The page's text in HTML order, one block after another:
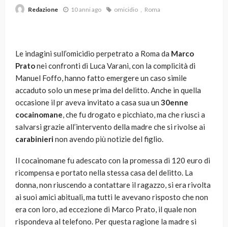
Redazione 10 anni ago omicidio Roma
Le indagini sull’omicidio perpetrato a Roma da Marco
Pratonei confronti di Luca Varani, con la complicità di
Manuel Foffo, hanno fatto emergere un caso simile
accaduto solo un mese prima del delitto. Anche in quella
occasione il pr aveva invitato a casa sua un 30enne
cocainomane, che fu drogato e picchiato, ma che riuscì a
salvarsi grazie all’intervento della madre che si rivolse ai
carabinierinon avendo più notizie del figlio.
Il cocainomane fu adescato con la promessa di 120 euro di
ricompensa e portato nella stessa casa del delitto. La
donna, non riuscendo a contattare il ragazzo, si era rivolta
ai suoi amici abituali, ma tutti le avevano risposto che non
era con loro, ad eccezione di Marco Prato, il quale non
rispondeva al telefono. Per questa ragione la madre si